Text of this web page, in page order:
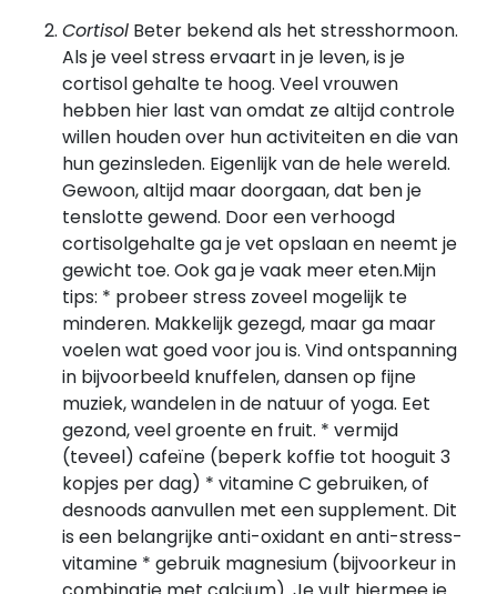
Cortisol Beter bekend als het stresshormoon.
Als je veel stress ervaart in je leven, is je
cortisol gehalte te hoog. Veel vrouwen
hebben hier last van omdat ze altijd controle
willen houden over hun activiteiten en die van
hun gezinsleden. Eigenlijk van de hele wereld.
Gewoon, altijd maar doorgaan, dat ben je
tenslotte gewend. Door een verhoogd
cortisolgehalte ga je vet opslaan en neemt je
gewicht toe. Ook ga je vaak meer eten.Mijn
tips: * probeer stress zoveel mogelijk te
minderen. Makkelijk gezegd, maar ga maar
voelen wat goed voor jou is. Vind ontspanning
in bijvoorbeeld knuffelen, dansen op fijne
muziek, wandelen in de natuur of yoga. Eet
gezond, veel groente en fruit. * vermijd
(teveel) cafeïne (beperk koffie tot hooguit 3
kopjes per dag) * vitamine C gebruiken, of
desnoods aanvullen met een supplement. Dit
is een belangrijke anti-oxidant en anti-stress-
vitamine * gebruik magnesium (bijvoorkeur in